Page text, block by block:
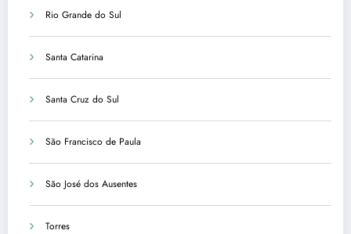
Rio Grande do Sul
Santa Catarina
Santa Cruz do Sul
São Francisco de Paula
São José dos Ausentes
Torres